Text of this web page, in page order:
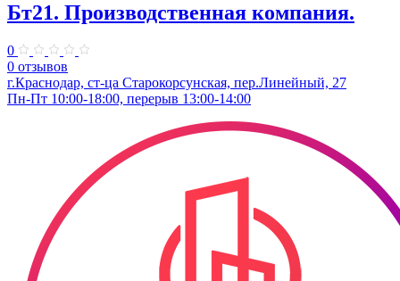
Бт21. Производственная компания.
0
0 отзывов
г.Краснодар, ст-ца Старокорсунская, пер.Линейный, 27
Пн-Пт 10:00-18:00, перерыв 13:00-14:00